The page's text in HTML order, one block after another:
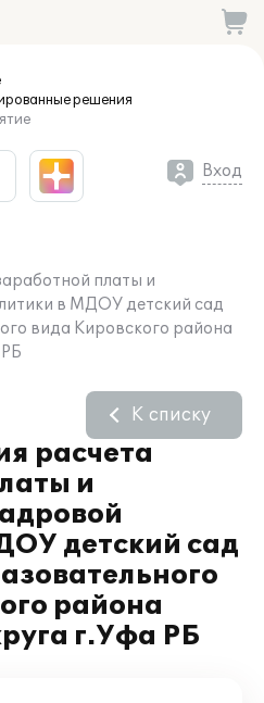
решения
Вход
платы и
в МДОУ детский сад
вида Кировского района
расчета
и
детский сад
района
г.Уфа РБ
К списку